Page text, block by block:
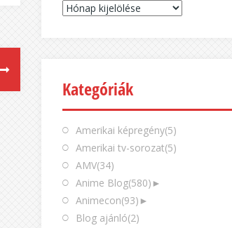
Archívum
Kategóriák
Amerikai képregény(5)
Amerikai tv-sorozat(5)
AMV(34)
Anime Blog(580) ►
Animecon(93) ►
Blog ajánló(2)